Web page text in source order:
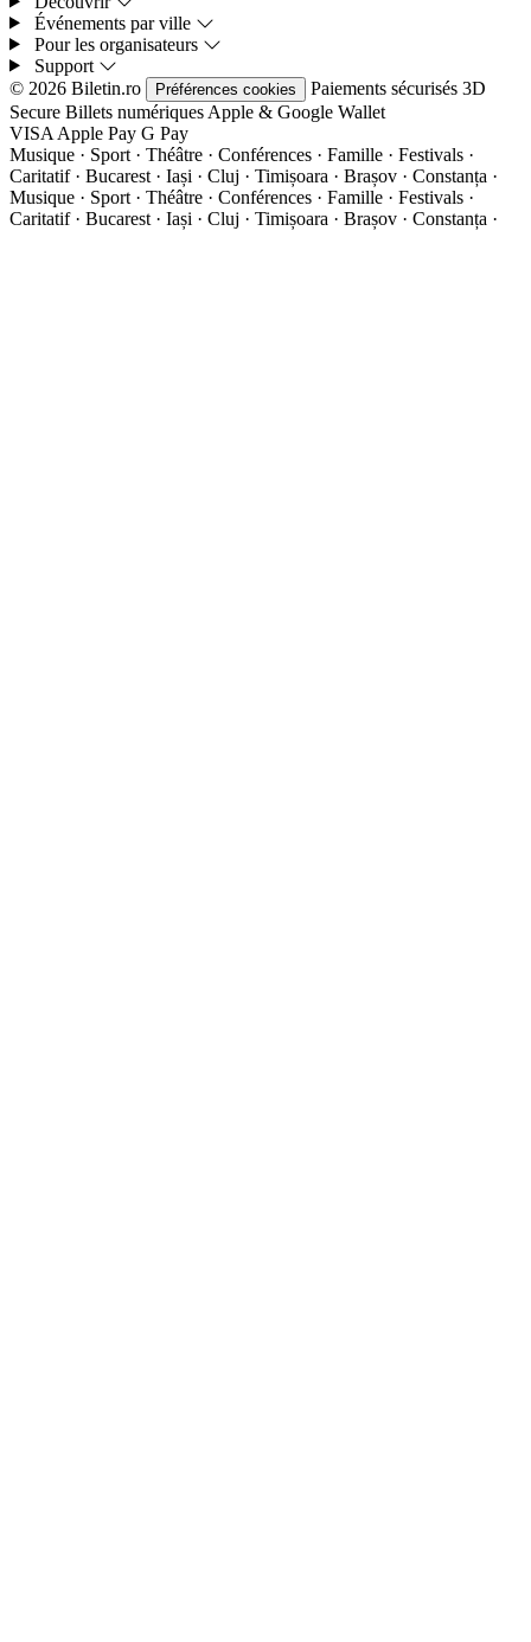
Événements par ville
Pour les organisateurs
Support
© 2026 Biletin.ro
Préférences cookies Paiements sécurisés 3D
Secure Billets numériques Apple & Google Wallet
VISA Apple Pay G Pay
Musique · Sport · Théâtre · Conférences · Famille · Festivals ·
Caritatif · Bucarest · Iași · Cluj · Timișoara · Brașov · Constanța ·
Musique · Sport · Théâtre · Conférences · Famille · Festivals ·
Caritatif · Bucarest · Iași · Cluj · Timișoara · Brașov · Constanța ·